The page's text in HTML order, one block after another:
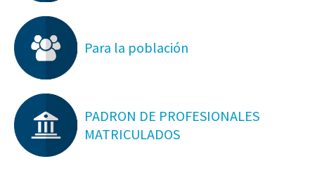
Para la población
PADRON DE PROFESIONALES
MATRICULADOS